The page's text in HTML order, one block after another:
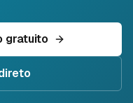
gratuito